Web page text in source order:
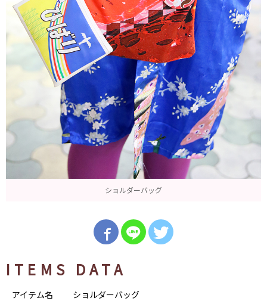
ショルダーバッグ
ITEMS DATA
アイテム名 ショルダーバッグ